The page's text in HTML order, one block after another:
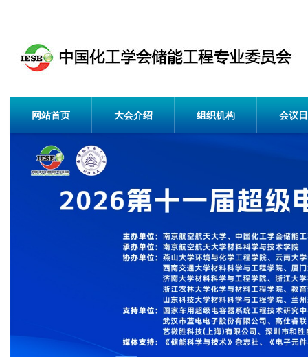
网站首页 大会介绍 组织机构 会议